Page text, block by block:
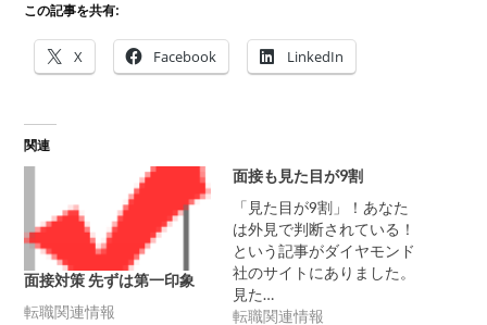
この記事を共有:
X Facebook LinkedIn
関連
面接対策 先ずは第一印象
転職関連情報
面接も見た目が9割
「見た目が9割」！あなた
は外見で判断されている！
という記事がダイヤモンド
社のサイトにありました。
見た…
転職関連情報